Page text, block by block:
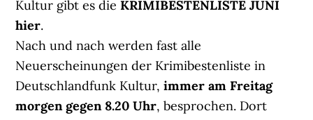
Kultur gibt es dieKRIMIBESTENLISTE JUNI
hier.
Nach und nach werden fast alle
Neuerscheinungen der Krimibestenliste in
Deutschlandfunk Kultur,immer am Freitag
morgen gegen 8.20 Uhr, besprochen. Dort